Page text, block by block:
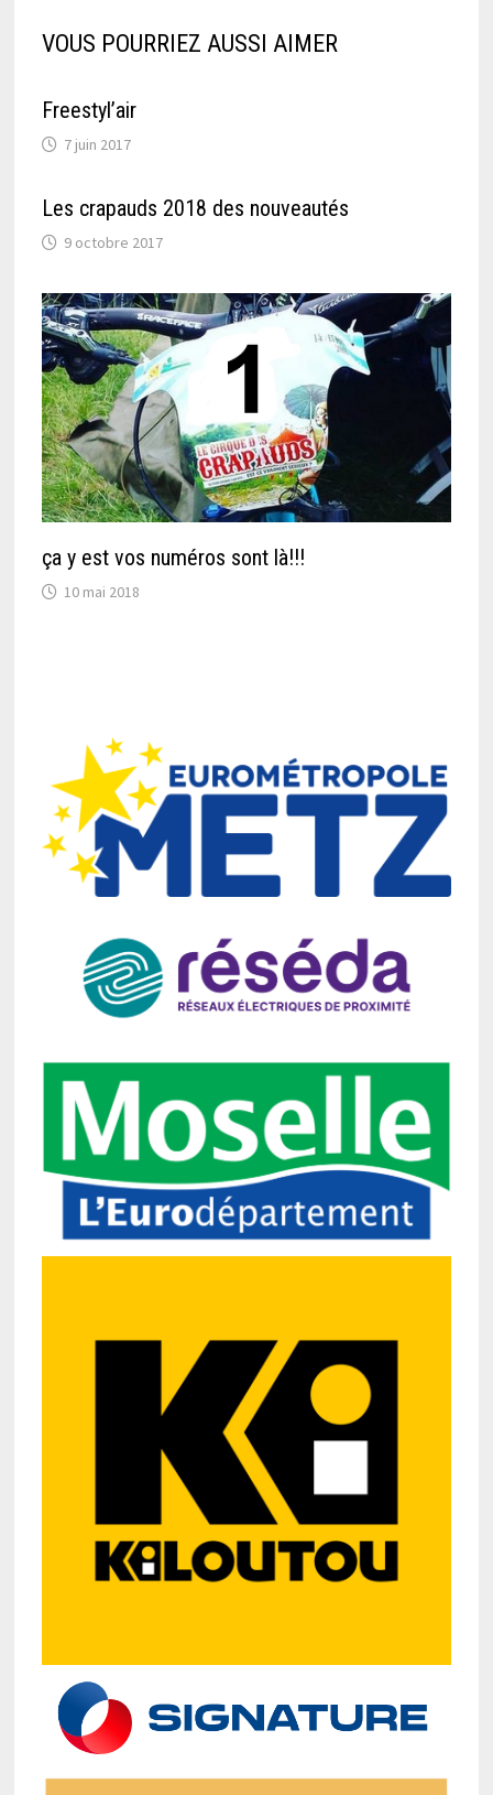
VOUS POURRIEZ AUSSI AIMER
Freestyl’air
7 juin 2017
Les crapauds 2018 des nouveautés
9 octobre 2017
ça y est vos numéros sont là!!!
10 mai 2018